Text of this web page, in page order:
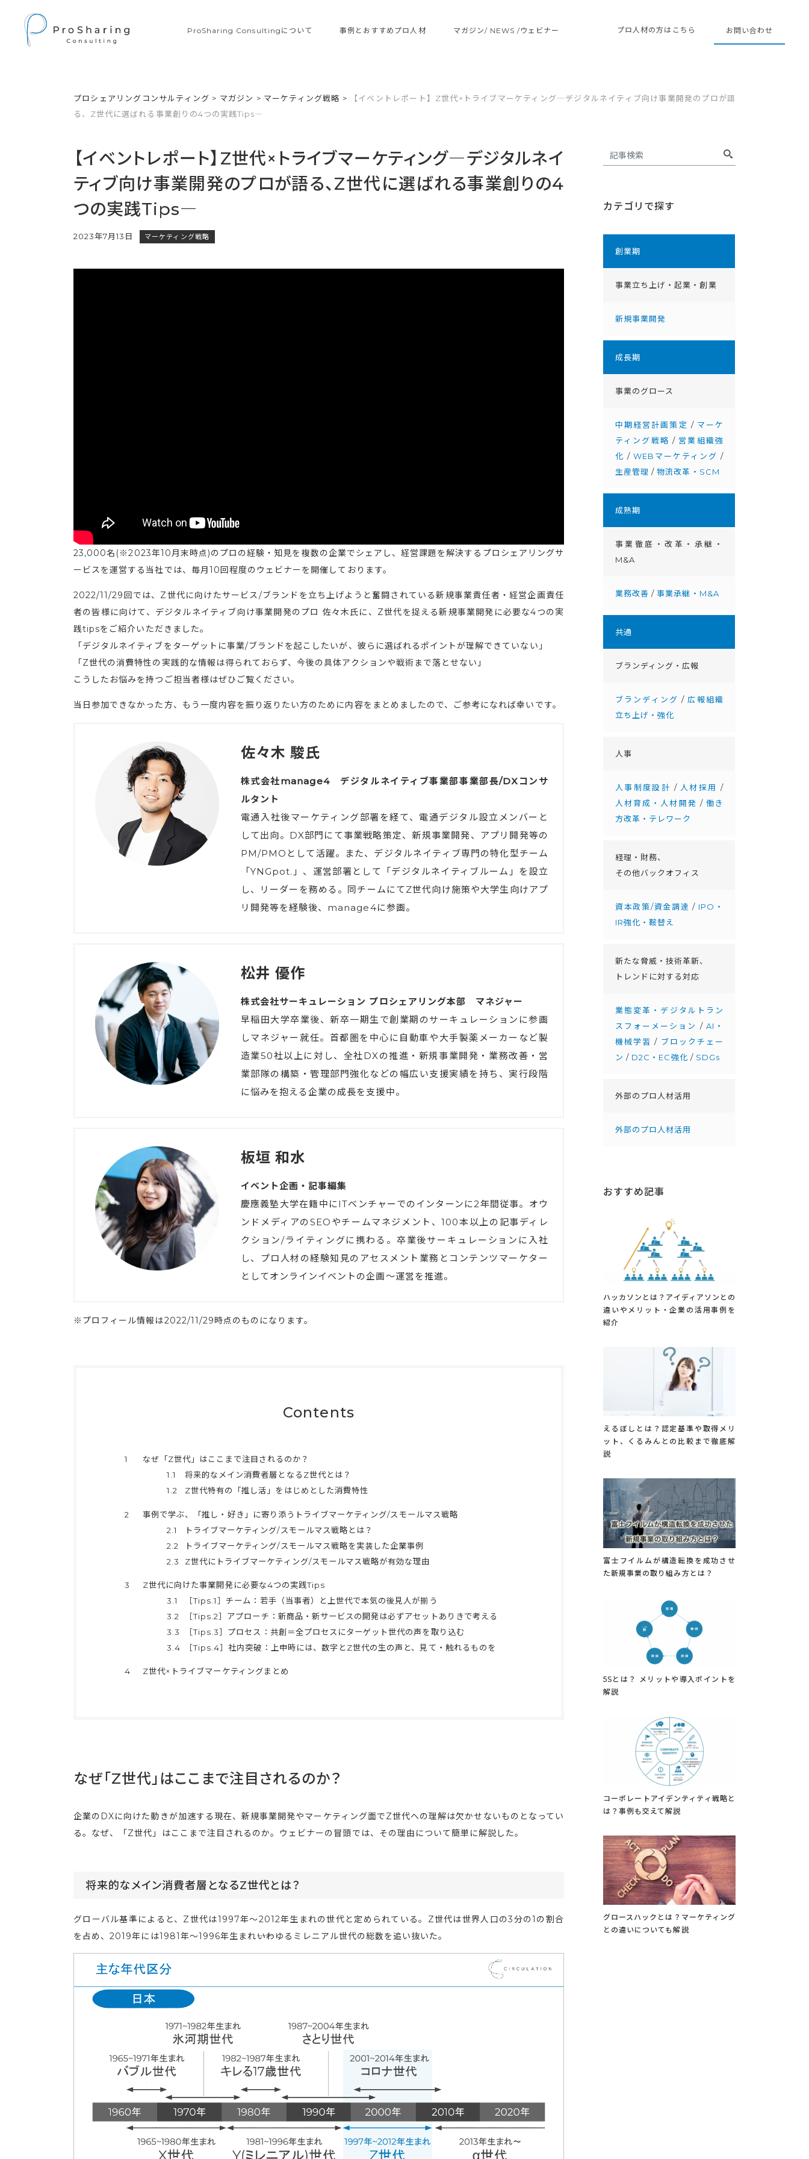
ProSharing Consultingについて 事例とおすすめプロ人材 マガジン/ NEWS /ウェビナー プロ人材の方はこちら お問い合わせ
プロシェアリングコンサルティング > マガジン > マーケティング戦略 >
【イベントレポート】Z世代×トライブマーケティング―デジタルネイティブ向け事業開発のプロが語
る、Z世代に選ばれる事業創りの4つの実践Tips―
【イベントレポート】Z世代×トライブマーケティング―デジタルネイ
ティブ向け事業開発のプロが語る、Z世代に選ばれる事業創りの4
つの実践Tips―
2023年7月13日 マーケティング戦略
23,000名(※2023年10月末時点)のプロの経験・知見を複数の企業でシェアし、経営課題を解決するプロシェアリングサ
ービスを運営する当社では、毎月10回程度のウェビナーを開催しております。
2022/11/29回では、Z世代に向けたサービス/ブランドを立ち上げようと奮闘されている新規事業責任者・経営企画責任
者の皆様に向けて、デジタルネイティブ向け事業開発のプロ 佐々木氏に、Z世代を捉える新規事業開発に必要な4つの実
践tipsをご紹介いただきました。
「デジタルネイティブをターゲットに事業/ブランドを起こしたいが、彼らに選ばれるポイントが理解できていない」
「Z世代の消費特性の実践的な情報は得られておらず、今後の具体アクションや戦術まで落とせない」
こうしたお悩みを持つご担当者様はぜひご覧ください。
当日参加できなかった方、もう一度内容を振り返りたい方のために内容をまとめましたので、ご参考になれば幸いです。
佐々木 駿氏
株式会社manage4 デジタルネイティブ事業部事業部長/DXコンサ
ルタント
電通入社後マーケティング部署を経て、電通デジタル設立メンバーと
して出向。DX部門にて事業戦略策定、新規事業開発、アプリ開発等の
PM/PMOとして活躍。また、デジタルネイティブ専門の特化型チーム
「YNGpot.」、運営部署として「デジタルネイティブルーム」を設立
し、リーダーを務める。同チームにてZ世代向け施策や大学生向けアプ
リ開発等を経験後、manage4に参画。
松井 優作
株式会社サーキュレーション プロシェアリング本部 マネジャー
早稲田大学卒業後、新卒一期生で創業期のサーキュレーションに参画
しマネジャー就任。首都圏を中心に自動車や大手製薬メーカーなど製
造業50社以上に対し、全社DXの推進・新規事業開発・業務改善・営
業部隊の構築・管理部門強化などの幅広い支援実績を持ち、実行段階
に悩みを抱える企業の成長を支援中。
板垣 和水
イベント企画・記事編集
慶應義塾大学在籍中にITベンチャーでのインターンに2年間従事。オウ
ンドメディアのSEOやチームマネジメント、100本以上の記事ディレ
クション/ライティングに携わる。卒業後サーキュレーションに入社
し、プロ人材の経験知見のアセスメント業務とコンテンツマーケター
としてオンラインイベントの企画〜運営を推進。
※プロフィール情報は2022/11/29時点のものになります。
Contents
1
なぜ「Z世代」はここまで注目されるのか？
1.1
将来的なメイン消費者層となるZ世代とは？
1.2
Z世代特有の「推し活」をはじめとした消費特性
2
事例で学ぶ、「推し・好き」に寄り添うトライブマーケティング/スモールマス戦略
2.1
トライブマーケティング/スモールマス戦略とは？
2.2
トライブマーケティング/スモールマス戦略を実装した企業事例
2.3
Z世代にトライブマーケティング/スモールマス戦略が有効な理由
3
Z世代に向けた事業開発に必要な4つの実践Tips
3.1
［Tips.1］チーム：若手（当事者）と上世代で本気の後見人が揃う
3.2
［Tips.2］アプローチ：新商品・新サービスの開発は必ずアセットありきで考える
3.3
［Tips.3］プロセス：共創＝全プロセスにターゲット世代の声を取り込む
3.4
［Tips.4］社内突破：上申時には、数字とZ世代の生の声と、見て・触れるものを
4 Z世代×トライブマーケティングまとめ
なぜ「Z世代」はここまで注目されるのか？
企業のDXに向けた動きが加速する現在、新規事業開発やマーケティング面でZ世代への理解は欠かせないものとなってい
る。なぜ、「Z世代」はここまで注目されるのか。ウェビナーの冒頭では、その理由について簡単に解説した。
将来的なメイン消費者層となるZ世代とは？
グローバル基準によると、Z世代は1997年～2012年生まれの世代と定められている。Z世代は世界人口の3分の1の割合
を占め、2019年には1981年～1996年生まれ――いわゆるミレニアル世代の総数を追い抜いた。
カテゴリで探す
創業期
事業立ち上げ・起業・創業
新規事業開発
成⻑期
事業のグロース
中期経営計画策定 / マーケ
ティング戦略 / 営業組織強
化 / WEBマーケティング /
生産管理 /物流改革・SCM
成熟期
事業徹底・改⾰・承継・
M&A
業務改善 /事業承継・M&A
共通
ブランディング・広報
ブランディング /広報組織
立ち上げ・強化
人事
人事制度設計 / 人材採用 /
人材育成・人材開発 / 働き
方改革・テレワーク
経理・財務、
その他バックオフィス
資本政策/資金調達 / IPO・
IR強化・鞍替え
新たな脅威・技術革新、
トレンドに対する対応
業態変革・デジタルトラン
スフォーメーション / AI・
機械学習 / ブロックチェー
ン / D2C・EC強化 / SDGs
外部のプロ人材活用
外部のプロ人材活用
おすすめ記事
ハッカソンとは？アイディアソンとの
違いやメリット・企業の活用事例を
紹介
えるぼしとは？認定基準や取得メリ
ット、くるみんとの比較まで徹底解
説
富士フイルムが構造転換を成功させ
た新規事業の取り組み方とは？
5Sとは？ メリットや導入ポイントを
解説
コーポレートアイデンティティ戦略と
は？事例も交えて解説
グロースハックとは？マーケティング
との違いについても解説